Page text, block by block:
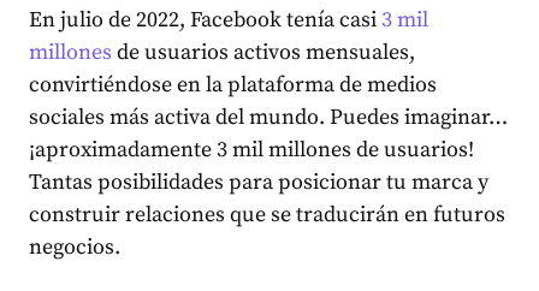
En julio de 2022, Facebook tenía casi 3 mil
millones de usuarios activos mensuales,
convirtiéndose en la plataforma de medios
sociales más activa del mundo. Puedes imaginar…
¡aproximadamente 3 mil millones de usuarios!
Tantas posibilidades para posicionar tu marca y
construir relaciones que se traducirán en futuros
negocios.